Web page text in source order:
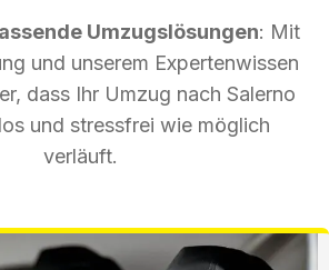
Umzugslösungen: Mit
und unserem Expertenwissen
dass Ihr Umzug nach Salerno
und stressfrei wie möglich
verläuft.